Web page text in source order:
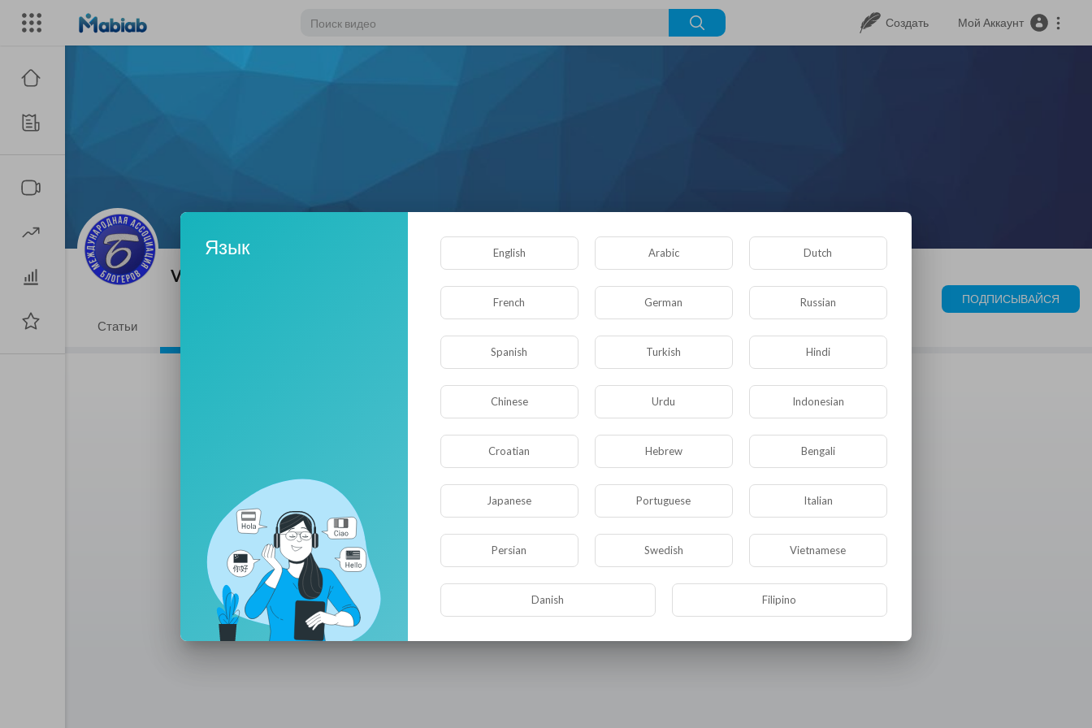
Создать Мой Аккаунт
Veronica harvoth
ПОДПИСЫВАЙСЯ
Статьи
Видео не найдено пока!
Язык English Arabic Dutch
French German Russian
Spanish Turkish Hindi
Chinese Urdu Indonesian
Croatian Hebrew Bengali
Japanese Portuguese Italian
Persian Swedish Vietnamese
Danish Filipino